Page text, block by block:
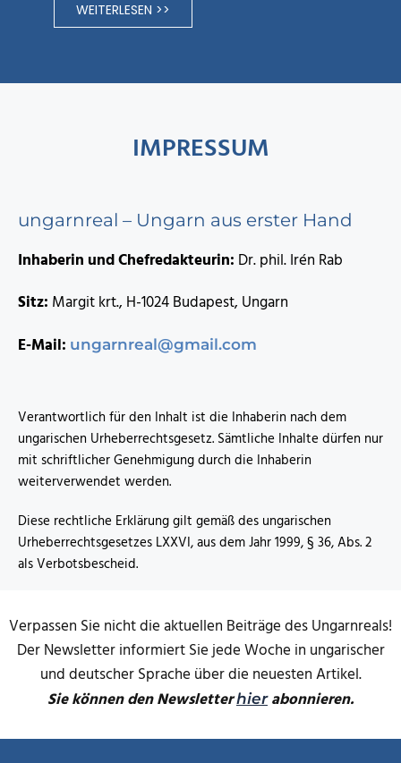
WEITERLESEN >>
IMPRESSUM
ungarnreal – Ungarn aus erster Hand
Inhaberin und Chefredakteurin: Dr. phil. Irén Rab
Sitz: Margit krt., H-1024 Budapest, Ungarn
E-Mail: ungarnreal@gmail.com
Verantwortlich für den Inhalt ist die Inhaberin nach dem
ungarischen Urheberrechtsgesetz. Sämtliche Inhalte dürfen nur
mit schriftlicher Genehmigung durch die Inhaberin
weiterverwendet werden.
Diese rechtliche Erklärung gilt gemäß des ungarischen
Urheberrechtsgesetzes LXXVI, aus dem Jahr 1999, § 36, Abs. 2
als Verbotsbescheid.
Verpassen Sie nicht die aktuellen Beiträge des Ungarnreals!
Der Newsletter informiert Sie jede Woche in ungarischer
und deutscher Sprache über die neuesten Artikel.
Sie können den Newsletterhierabonnieren.